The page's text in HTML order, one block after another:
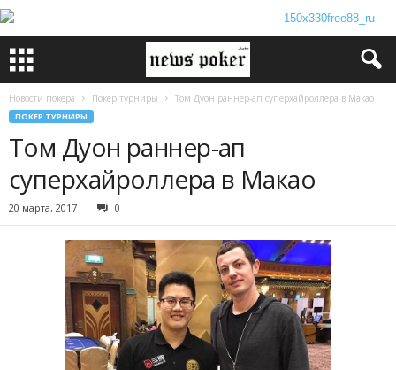
Новости покера Покер турниры Том Дуон раннер-ап суперхайроллера в Макао
ПОКЕР ТУРНИРЫ
Том Дуон раннер-ап
суперхайроллера в Макао
20 марта, 2017 0